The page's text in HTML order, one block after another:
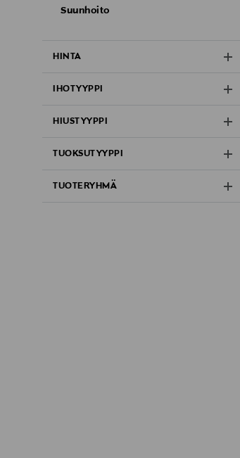
Suunhoito
HINTA
IHOTYYPPI
HIUSTYYPPI
TUOKSUTYYPPI
TUOTERYHMÄ